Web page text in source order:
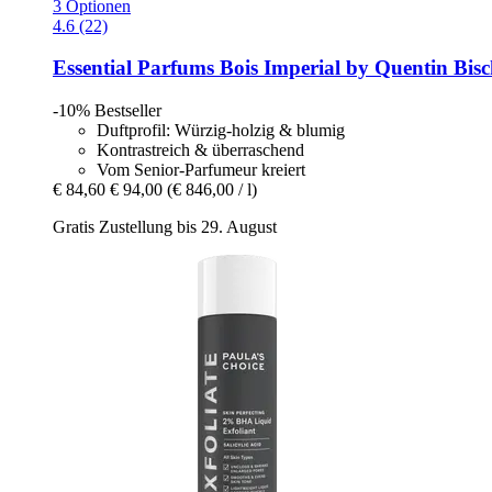
3 Optionen
4.6 (22)
Essential Parfums Bois Imperial by Quentin
-10% Bestseller
Duftprofil: Würzig-holzig & blumig
Kontrastreich & überraschend
Vom Senior-Parfumeur kreiert
€ 84,60 € 94,00 (€ 846,00 / l)
Gratis Zustellung bis 29. August